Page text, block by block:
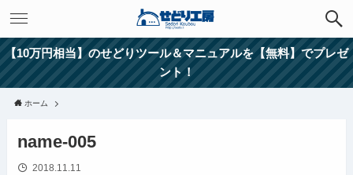
【10万円相当】のせどりツール＆マニュアルを【無料】でプレゼ
ント！
ホーム
name-005
2018.11.11